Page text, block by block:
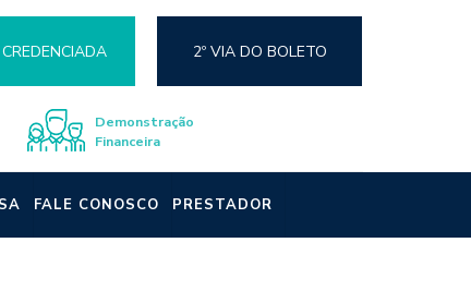
2º VIA DO BOLETO
Demonstração
Financeira
FALE CONOSCO PRESTADOR